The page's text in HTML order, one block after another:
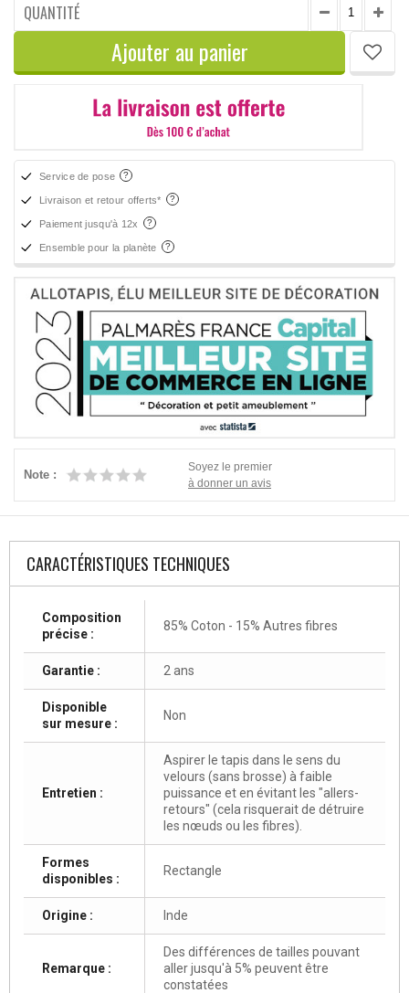
QUANTITÉ
Ajouter au panier
Service de pose
Livraison et retour offerts*
Paiement jusqu'à 12x
Ensemble pour la planète
Note :
Soyez le premier
à donner un avis
CARACTÉRISTIQUES TECHNIQUES
Composition
précise :
85% Coton - 15% Autres fibres
Garantie : 2 ans
Disponible
sur mesure :
Non
Entretien :
Aspirer le tapis dans le sens du
velours (sans brosse) à faible
puissance et en évitant les "allers-
retours" (cela risquerait de détruire
les nœuds ou les fibres).
Formes
disponibles :
Rectangle
Origine : Inde
Remarque :
Des différences de tailles pouvant
aller jusqu'à 5% peuvent être
constatées